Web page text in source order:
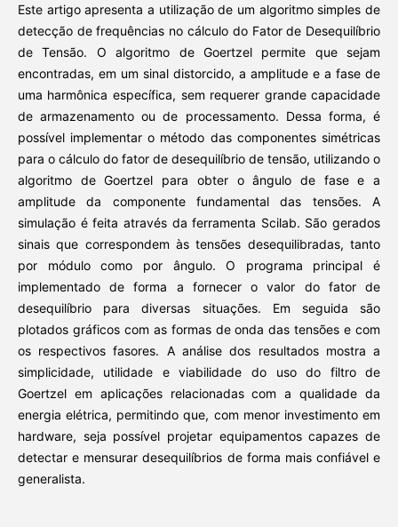
Este artigo apresenta a utilização de um algoritmo simples de
detecção de frequências no cálculo do Fator de Desequilíbrio
de Tensão. O algoritmo de Goertzel permite que sejam
encontradas, em um sinal distorcido, a amplitude e a fase de
uma harmônica específica, sem requerer grande capacidade
de armazenamento ou de processamento. Dessa forma, é
possível implementar o método das componentes simétricas
para o cálculo do fator de desequilíbrio de tensão, utilizando o
algoritmo de Goertzel para obter o ângulo de fase e a
amplitude da componente fundamental das tensões. A
simulação é feita através da ferramenta Scilab. São gerados
sinais que correspondem às tensões desequilibradas, tanto
por módulo como por ângulo. O programa principal é
implementado de forma a fornecer o valor do fator de
desequilíbrio para diversas situações. Em seguida são
plotados gráficos com as formas de onda das tensões e com
os respectivos fasores. A análise dos resultados mostra a
simplicidade, utilidade e viabilidade do uso do filtro de
Goertzel em aplicações relacionadas com a qualidade da
energia elétrica, permitindo que, com menor investimento em
hardware, seja possível projetar equipamentos capazes de
detectar e mensurar desequilíbrios de forma mais confiável e
generalista.